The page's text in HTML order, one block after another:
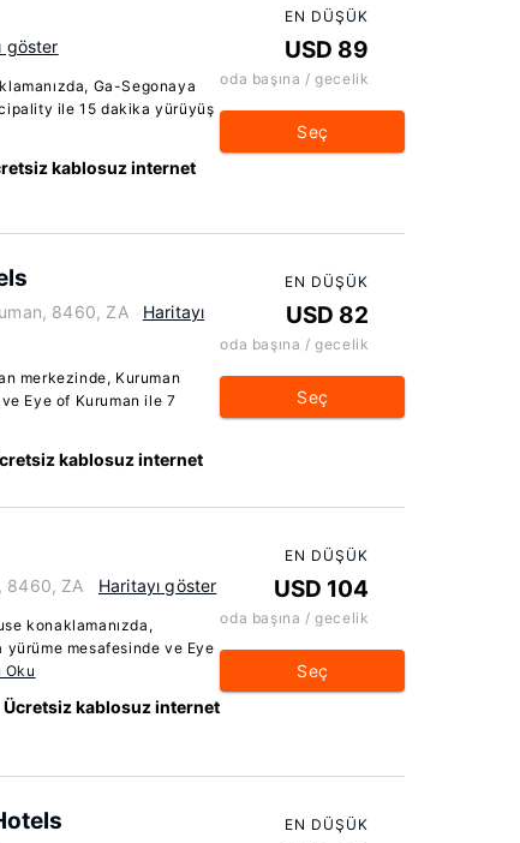
göster
Ga-Segonaya
ile 15 dakika yürüyüş
kablosuz internet
EN DÜŞÜK
USD 89
oda başına / gecelik
Seç
8460, ZA
Haritayı
merkezinde, Kuruman
Eye of Kuruman ile 7
kablosuz internet
EN DÜŞÜK
USD 82
oda başına / gecelik
Seç
8460, ZA Haritayı göster
konaklamanızda,
mesafesinde ve Eye
Oku
Ücretsiz kablosuz internet
EN DÜŞÜK
USD 104
oda başına / gecelik
Seç
EN DÜŞÜK